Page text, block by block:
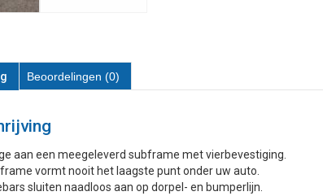
Beoordelingen (0)
aan een meegeleverd subframe met vierbevestiging.
vormt nooit het laagste punt onder uw auto.
sluiten naadloos aan op dorpel- en bumperlijn.